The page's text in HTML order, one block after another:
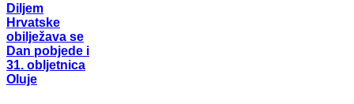
Diljem
Hrvatske
obilježava se
Dan pobjede i
31. obljetnica
Oluje